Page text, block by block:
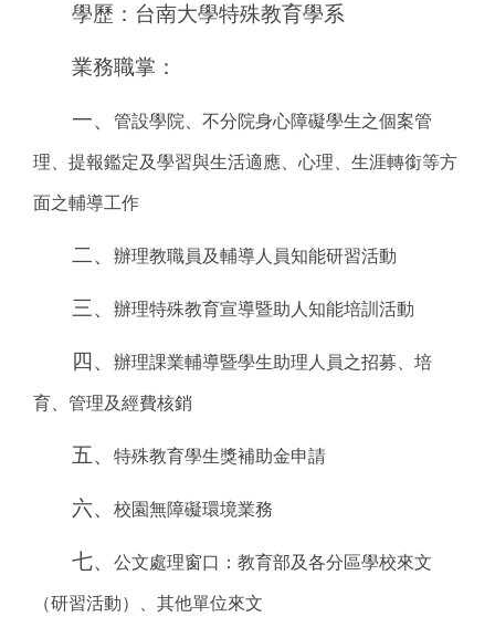
學歷：台南大學特殊教育學系
業務職掌：
一、 管設學院、不分院身心障礙學生之個案管
理、提報鑑定及學習與生活適應、心理、生涯轉銜等方
面之輔導工作
二、 辦理教職員及輔導人員知能研習活動
三、 辦理特殊教育宣導暨助人知能培訓活動
四、 辦理課業輔導暨學生助理人員之招募、培
育、管理及經費核銷
五、 特殊教育學生獎補助金申請
六、 校園無障礙環境業務
七、 公文處理窗口：教育部及各分區學校來文
（研習活動）、其他單位來文